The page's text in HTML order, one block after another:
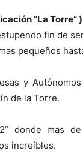
“La Torre” )
fin de
pequeños
y
de la Torre.
donde mas
increíbles.